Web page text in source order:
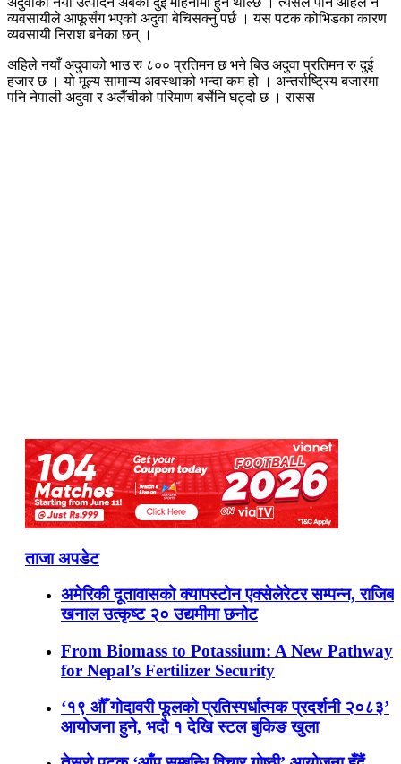
व्यवसायीले आफूसँग भएको अदुवा बेचिसक्नु पर्छ । यस पटक कोभिडका कारण
व्यवसायी निराश बनेका छन् ।
अहिले नयाँ अदुवाको भाउ रु ८०० प्रतिमन छ भने बिउ अदुवा प्रतिमन रु दुई
हजार छ । यो मूल्य सामान्य अवस्थाको भन्दा कम हो । अन्तर्राष्ट्रिय बजारमा
पनि नेपाली अदुवा र अलैँचीको परिमाण बर्सेनि घट्दो छ । रासस
ताजा अपडेट
अमेरिकी दूतावासको क्यापस्टोन एक्सेलेरेटर सम्पन्न, राजिब
खनाल उत्कृष्ट २० उद्यमीमा छनोट
From Biomass to Potassium: A New Pathway
for Nepal’s Fertilizer Security
‘१९ औँ गोदावरी फूलको प्रतिस्पर्धात्मक प्रदर्शनी २०८३’
आयोजना हुने, भदौ १ देखि स्टल बुकिङ खुला